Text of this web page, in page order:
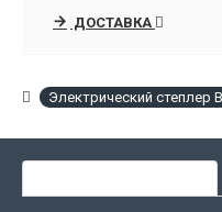
ДОСТАВКА
Электрический cтеплер